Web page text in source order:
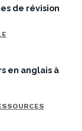
de révision
en anglais à